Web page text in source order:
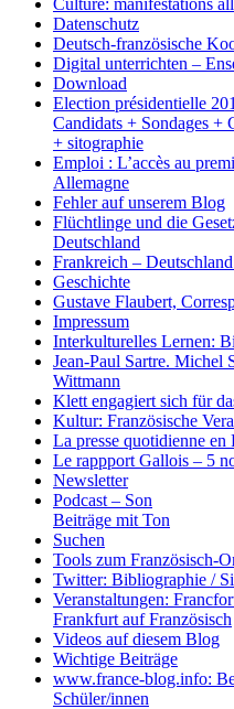
Datenschutz
Deutsch-französische
Digital unterrichten –
Download
Election présidentielle
Candidats + Sondages +
+ sitographie
Emploi : L’accès au
Allemagne
Fehler auf unserem Blog
Flüchtlinge und die
Deutschland
Frankreich –
Geschichte
Gustave Flaubert,
Impressum
Interkulturelles Lernen:
Jean-Paul Sartre. Michel
Wittmann
Klett engagiert sich für
Kultur: Französische
La presse quotidienne en
Le rappport Gallois – 5
Newsletter
Podcast – Son
Beiträge mit Ton
Suchen
Tools zum Französisch-
Twitter: Bibliographie /
Veranstaltungen:
Frankfurt auf Französisch
Videos auf diesem Blog
Wichtige Beiträge
www.france-blog.info:
Schüler/innen